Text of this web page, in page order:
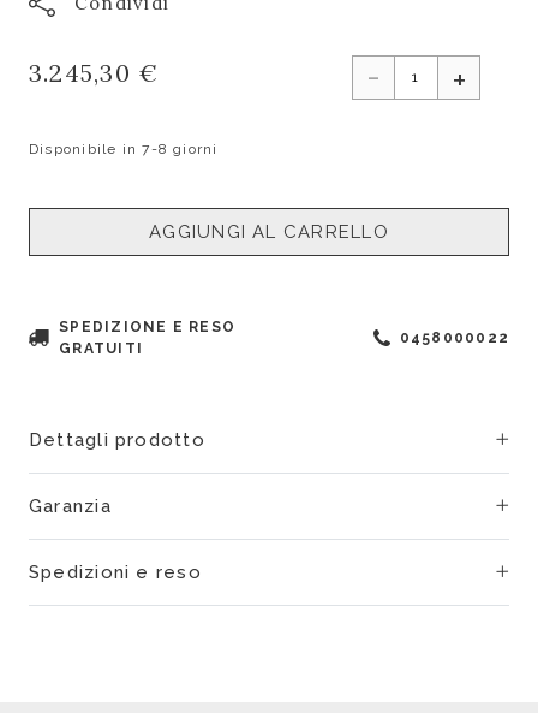
3.245,30 € - +
Disponibile in 7-8 giorni
AGGIUNGI AL CARRELLO
SPEDIZIONE E RESO
GRATUITI
0458000022
Dettagli prodotto
Garanzia
Spedizioni e reso